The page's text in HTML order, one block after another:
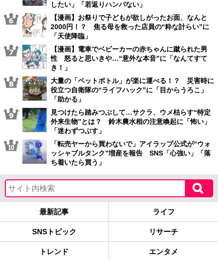
したい」「若返りハンパない」
【漫画】お祭りで子どもが欲しがったお面、なんと
2000円！？ 焦る母を救った店員の“粋な計らい”に
「天使降臨」
【漫画】電車でベビーカーの赤ちゃんに蹴られた男
性 怒ると思いきや…“意外な本音”に「なんてすて
き！」
大量の「ペットボトル」が楽に運べる！？ 災害時に
役立つ自衛隊の“ライフハック”に「目からうろこ」
「助かる」
見つけたら踏みつぶして…サクラ、ウメ枯らす“特定
外来生物”とは？ 鈴木農水相の注意喚起に「怖い」
「迷わずつぶす」
「転売ヤーから買わないで」アイラップ公式が“ウォ
ッシャブルタンク”増産を報告 SNS「心強い」「落
ち着いたら買う」
最新記事 ライフ
SNSトピック リサーチ
トレンド エンタメ